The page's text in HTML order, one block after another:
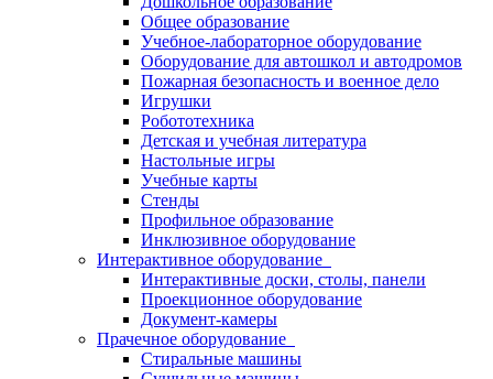
Общее образование
Учебное-лабораторное оборудование
Оборудование для автошкол и автодромов
Пожарная безопасность и военное дело
Игрушки
Робототехника
Детская и учебная литература
Настольные игры
Учебные карты
Стенды
Профильное образование
Инклюзивное оборудование
Интерактивное оборудование
Интерактивные доски, столы, панели
Проекционное оборудование
Документ-камеры
Прачечное оборудование
Стиральные машины